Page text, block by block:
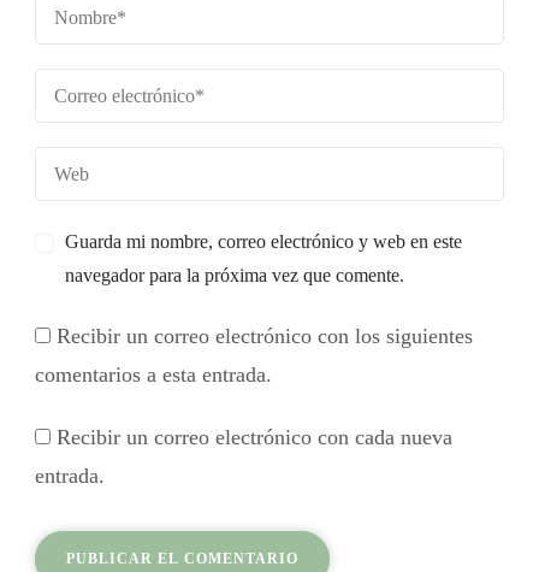
Guarda mi nombre, correo electrónico y web en este
navegador para la próxima vez que comente.
Recibir un correo electrónico con los siguientes
comentarios a esta entrada.
Recibir un correo electrónico con cada nueva
entrada.